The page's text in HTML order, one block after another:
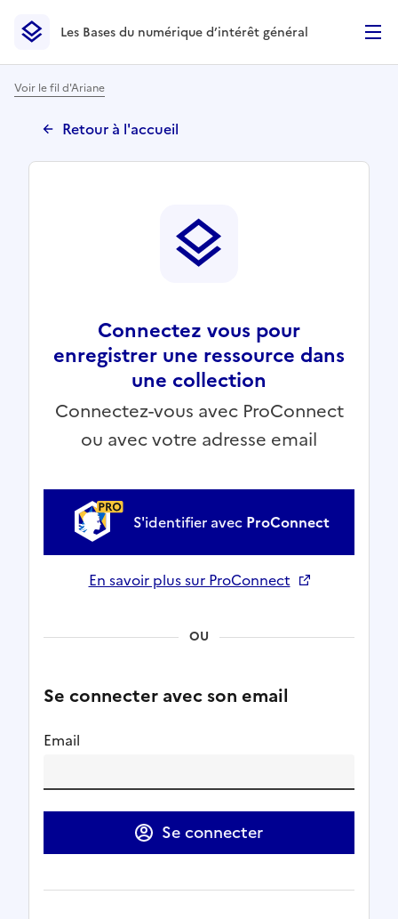
Les Bases du numérique d’intérêt général- Retour à la
Les Bases du numérique d’intérêt général
Voir le fil d'Ariane
Retour à l'accueil
Connectez vous pour
enregistrer une ressource dans
une collection
Connectez-vous avec ProConnect
ou avec votre adresse email
S'identifier avec ProConnect
En savoir plus sur ProConnect
OU
Se connecter avec son email
Email
Se connecter